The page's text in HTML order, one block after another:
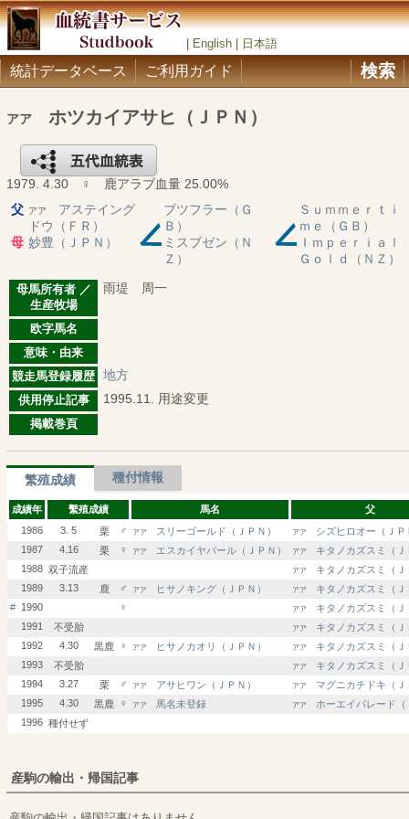
English 日本語
統計データベース ご利用ガイド 検索
アア ホツカイアサヒ（ＪＰＮ）
1979. 4.30 ♀ 鹿アラブ血量 25.00%
父 アア アステイング
ドウ（ＦＲ）
ブツフラー（Ｇ
Ｂ）
Ｓｕｍｍｅｒｔｉ
ｍｅ（ＧＢ）
母 妙豊（ＪＰＮ）
ミスブゼン（Ｎ
Ｚ）
Ｉｍｐｅｒｉａｌ
Ｇｏｌｄ（ＮＺ）
母馬所有者 ／
生産牧場
雨堤 周一
欧字馬名
意味・由来
競走馬登録履歴
地方
供用停止記事 1995.11. 用途変更
掲載巻頁
繁殖成績 種付情報
成績年 繫殖成績 馬名
父
1986
3. 5 栗 ♂ アア スリーゴールド（ＪＰＮ） アア
シズヒロオー（ＪＰ
1987
4.16 栗 ♀ アア エスカイヤパール（ＪＰＮ） アア
キタノカズスミ（Ｊ
1988 双子流産 アア
キタノカズスミ（Ｊ
1989
3.13 鹿 ♂ アア ヒサノキング（ＪＰＮ） アア
キタノカズスミ（Ｊ
# 1990 ♀ アア
キタノカズスミ（Ｊ
1991
不受胎 アア
キタノカズスミ（Ｊ
1992
4.30 黒鹿 ♀ アア ヒサノカオリ（ＪＰＮ） アア
キタノカズスミ（Ｊ
1993
不受胎 アア
キタノカズスミ（Ｊ
1994
3.27 栗 ♂ アア アサヒワン（ＪＰＮ） アア
マグニカチドキ（Ｊ
1995
4.30 黒鹿 ♀ アア 馬名未登録 アア
ホーエイパレード（
1996 種付せず
産駒の輸出・帰国記事